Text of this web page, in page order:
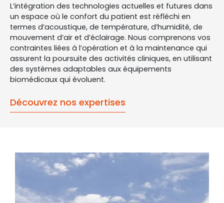
L’intégration des technologies actuelles et futures dans
un espace où le confort du patient est réfléchi en
termes d’acoustique, de température, d’humidité, de
mouvement d’air et d’éclairage. Nous comprenons vos
contraintes liées à l’opération et à la maintenance qui
assurent la poursuite des activités cliniques, en utilisant
des systèmes adaptables aux équipements
biomédicaux qui évoluent.
Découvrez nos expertises